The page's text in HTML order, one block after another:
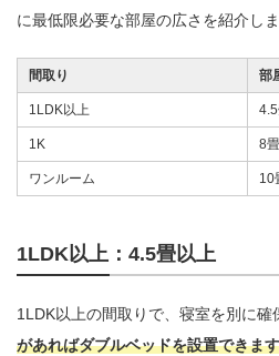
に最低限必要な部屋の広さを紹介しま
間取り 部
1LDK以上
1K 8
ワンルーム 10
1LDK以上：4.5畳以上
1LDK以上の間取りで、寝室を別に確
があればダブルベッドを設置できま